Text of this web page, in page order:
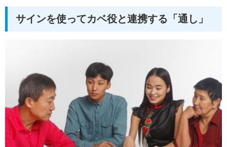
サインを使ってカベ役と連携する「通し」